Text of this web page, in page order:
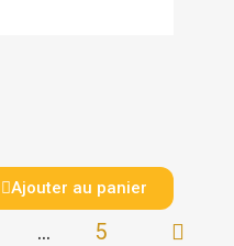
Ajouter au panier
… 5